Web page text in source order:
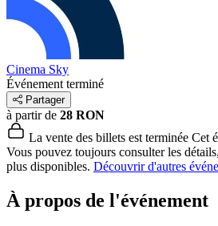
Cinema Sky
Événement terminé
Partager
à partir de 28 RON
La vente des billets est terminée Cet
Vous pouvez toujours consulter les
plus disponibles. Découvrir d'autres
À propos de l'événement